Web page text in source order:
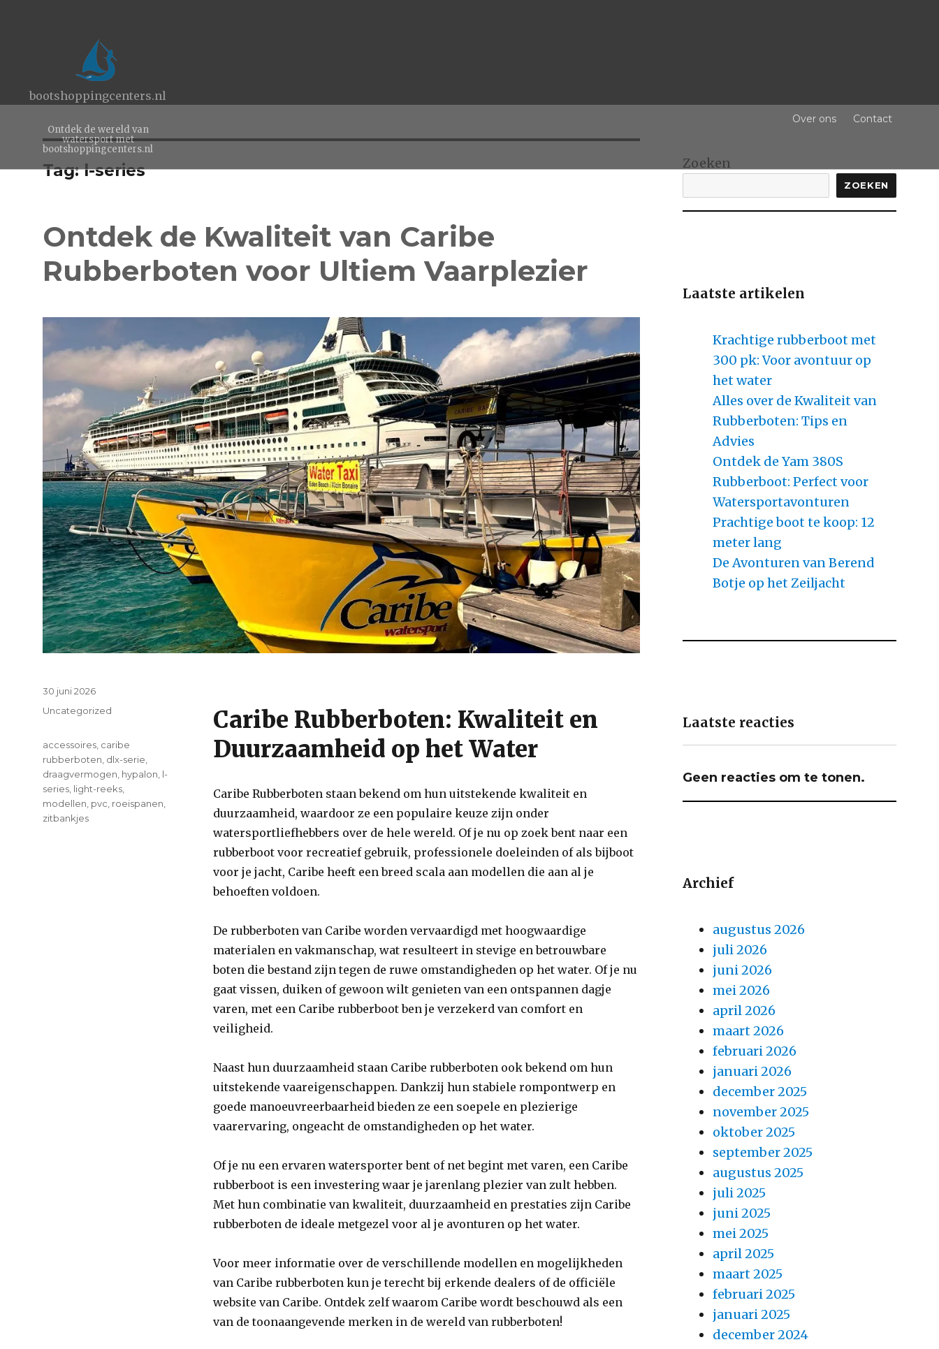
bootshoppingcenters.nl
Ontdek de wereld van
watersport met
bootshoppingcenters.nl
Over ons Contact
Tag:l-series
Ontdek de Kwaliteit van Caribe
Rubberboten voor Ultiem Vaarplezier
Caribe Rubberboten: Kwaliteit en
Duurzaamheid op het Water
Caribe Rubberboten staan bekend om hun uitstekende kwaliteit en
duurzaamheid, waardoor ze een populaire keuze zijn onder
watersportliefhebbers over de hele wereld. Of je nu op zoek bent naar een
rubberboot voor recreatief gebruik, professionele doeleinden of als bijboot
voor je jacht, Caribe heeft een breed scala aan modellen die aan al je
behoeften voldoen.
De rubberboten van Caribe worden vervaardigd met hoogwaardige
materialen en vakmanschap, wat resulteert in stevige en betrouwbare
boten die bestand zijn tegen de ruwe omstandigheden op het water. Of je nu
gaat vissen, duiken of gewoon wilt genieten van een ontspannen dagje
varen, met een Caribe rubberboot ben je verzekerd van comfort en
veiligheid.
Naast hun duurzaamheid staan Caribe rubberboten ook bekend om hun
uitstekende vaareigenschappen. Dankzij hun stabiele rompontwerp en
goede manoeuvreerbaarheid bieden ze een soepele en plezierige
vaarervaring, ongeacht de omstandigheden op het water.
Of je nu een ervaren watersporter bent of net begint met varen, een Caribe
rubberboot is een investering waar je jarenlang plezier van zult hebben.
Met hun combinatie van kwaliteit, duurzaamheid en prestaties zijn Caribe
rubberboten de ideale metgezel voor al je avonturen op het water.
Voor meer informatie over de verschillende modellen en mogelijkheden
van Caribe rubberboten kun je terecht bij erkende dealers of de officiële
website van Caribe. Ontdek zelf waarom Caribe wordt beschouwd als een
van de toonaangevende merken in de wereld van rubberboten!
Posted
30 juni 2026
Categories
Uncategorized
Tags
accessoires caribe
rubberboten dlx-serie
draagvermogen hypalon l-
series light-reeks
modellen pvc roeispanen
zitbankjes
Zoeken
ZOEKEN
Laatste artikelen
Krachtige rubberboot met
300 pk: Voor avontuur op
het water
Alles over de Kwaliteit van
Rubberboten: Tips en
Advies
Ontdek de Yam 380S
Rubberboot: Perfect voor
Watersportavonturen
Prachtige boot te koop: 12
meter lang
De Avonturen van Berend
Botje op het Zeiljacht
Laatste reacties
Geen reacties om te tonen.
Archief
augustus 2026
juli 2026
juni 2026
mei 2026
april 2026
maart 2026
februari 2026
januari 2026
december 2025
november 2025
oktober 2025
september 2025
augustus 2025
juli 2025
juni 2025
mei 2025
april 2025
maart 2025
februari 2025
januari 2025
december 2024